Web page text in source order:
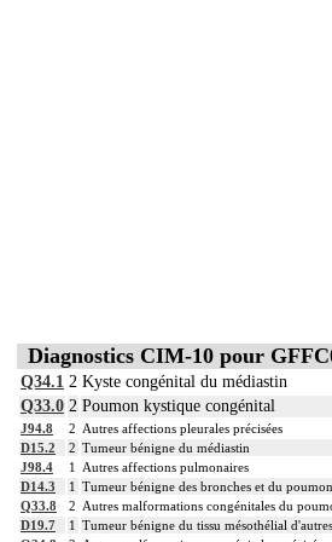
Diagnostics CIM-10 pour
Q34.1 2 Kyste congénital du médiastin
Q33.0 2 Poumon kystique congénital
J94.8 2 Autres affections pleurales précisées
D15.2
2 Tumeur bénigne du médiastin
J98.4
1
Autres affections pulmonaires
D14.3
1 Tumeur bénigne des bronches et du poumon
Q33.8
2 Autres malformations congénitales du
D19.7
1 Tumeur bénigne du tissu mésothélial